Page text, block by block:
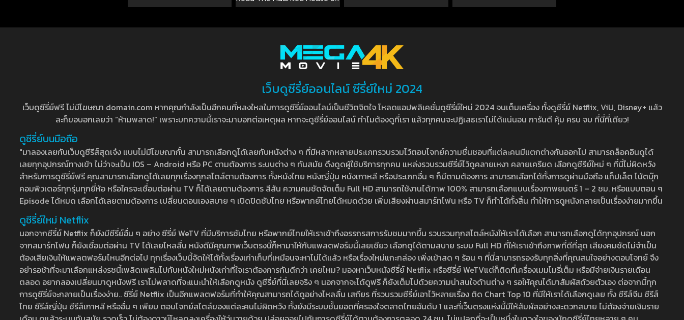
Kirby Road
เว็บดูซีรี่ย์ออนไลน์ ซีรี่ย์ใหม่ 2024
เว็บดูซีรี่ย์ฟรี ไม่มีโฆษณา domain.com หากคุณกำลังเป็นอีกคนที่หลงใหลในการดูซีรี่ย์ออนไลน์เป็นชีวิตจิตใจ โหลดแอปพลิเคชั่นดูซีรี่ย์ใหม่ 2024 จนเต็มเครื่อง ทั้งดูซีรี่ย์ Netflix, ViU, Disney+ แล้ว
ละก็ขอบอกเลยว่า “ห้ามพลาด!” เพราะบทความนี้เราจะมาบอกต่อเหตุผล หากจะดูซีรี่ย์ออนไลน์ ทำไมต้องดูที่เรา แล้วทุกคนจะปฏิเสธเราไม่ได้แน่นอน การันตี คุ้ม ครบ จบ ที่นี่ที่เดียว!
ดูซีรี่ย์บนมือถือ
"มาลองเลยกับเว็บดูซีรีส์สุดเจ๋ง แบบไม่มีโฆษณากั้น สามารถเลือกดูได้เลยกับหนังต่าง ๆ ที่มีหลากหลายประเภทรวบรวมไว้ตอบโจทย์ความชื่นชอบที่แต่ละคนมีแตกต่างกันออกไป สามารถล็อคอินดูได้
เลยทุกอุปกรณ์ทางเข้า ไม่ว่าจะเป็น IOS – Android หรือ PC ตามต้องการ ระบบต่าง ๆ ทันสมัย ดึงดูดผู้ใช้บริการทุกคน แหล่งรวบรวมซีรี่ย์ไว้ดูคลายเหงา คลายเครียด เลือกดูซีรีย์ใหม่ ๆ ที่นี่ไม่ผิดหวัง
สำหรับการดูซีรี่ย์ฟรี คุณสามารถเลือกดูได้เลยทุกเรื่องทุกสไตล์ตามต้องการ ทั้งหนังไทย หนังญี่ปุ่น หนังเกาหลี หรือประเภทอื่น ๆ ก็มีตามต้องการ สามารถเลือกได้ทั้งการดูผ่านมือถือ แท็ปเล็ต โน้ตบุ๊ก
คอมพิวเตอร์ทุกรุ่นทุกยี่ห้อ หรือใครจะเชื่อมต่อผ่าน TV ก็ได้เลยตามต้องการ สีสัน ความคมชัดจัดเต็ม Full HD สามารถใช้งานได้ภาพ 100% สามารถเลือกแบบเรื่องภาพยนตร์ 1 – 2 ชม. หรือแบบตอน ๆ
Episode ได้หมด เลือกได้เลยตามต้องการ เปลี่ยนตอนเองสบาย ๆ เปิดปิดซับไทย หรือพากย์ไทยได้หมดด้วย เพิ่มเสียงผ่านสมาร์ทโฟน หรือ TV ก็ทำได้ทั้งสิ้น ทำให้การดูหนังกลายเป็นเรื่องง่ายมากขึ้น
ดูซีรี่ย์ใหม่ Netflix
นอกจากซีรี่ย์ Netflix ก็ยังมีซีรี่ย์อื่น ๆ อย่าง ซีรี่ย์ WeTV ที่มีบริการซับไทย หรือพากย์ไทยให้เราเข้าถึงอรรถรสการรับชมมากขึ้น รวบรวมทุกสไตล์หนังให้เราได้เลือก สามารถเลือกดูได้ทุกอุปกรณ์ นอก
จากสมาร์ทโฟน ก็ยังเชื่อมต่อผ่าน TV ได้เลยไหลลื่น หนังดีมีคุณภาพเว็บตรงนี้ก็หามาให้กับแพลตฟอร์มนี้เลยเชียว เลือกดูได้ตามสบาย ระบบ Full HD ที่ให้เราเข้าถึงภาพที่ดีที่สุด เสียงคมชัดไม่จำเป็น
ต้องเสียเงินให้แพลตฟอร์มไหนอีกต่อไป ทุกเรื่องเว็บนี้จัดให้ได้ทั้งเรื่องเก่าเก็บที่เหมือนจะหาไม่ได้แล้ว หรือเรื่องใหม่แกะกล่อง เพิ่งเข้าสด ๆ ร้อน ๆ ที่นี่สามารถรองรับทุกสิ่งที่คุณสนใจอย่างตอบโจทย์ จึง
อย่ารอช้าที่จะมาเลือกแหล่งรชนี้เพลิดเพลินไปกับหนังใหม่หนังเก่าที่ใจเราต้องการกันดีกว่า เคยไหม? มองหาเว็บหนังซีรี่ย์ Netflix หรือซีรี่ย์ WeTVแต่ก็ติดที่เครื่องเมมโมรี่เต็ม หรือมีจ่ายเงินรายเดือน
ตลอด อยากลองเปลี่ยนมาดูหนังฟรี เราไม่พลาดที่จะแนะนำให้เลือกดูหนัง ดูซีรี่ย์ที่นี่เลยจริง ๆ นอกจากจะได้ดูฟรี ก็ยังเต็มไปด้วยความน่าสนใจด้านต่าง ๆ รอให้คุณได้มาสัมผัสด้วยตัวเอง ต่อจากนี้ทุก
การดูซีรี่ย์จะกลายเป็นเรื่องง่าย.. ซีรี่ย์ Netflix เป็นอีกแพลตฟอร์มที่ทำให้คุณสามารถได้ดูอย่างไหลลื่น เสถียร ที่รวบรวมซีรี่ย์เอาไว้หลายเรื่อง ติด Chart Top 10 ที่มีให้เราได้เลือกดูเลย ทั้ง ซีรีส์จีน ซีรีส์
ไทย ซีรีส์ญี่ปุ่น ซีรีส์เกาหลี หรืออื่น ๆ เพียบ ตอบโจทย์สไตล์ของแต่ละคนไม่ผิดหวัง ทั้งยังมีระบบชั้นยอดที่ครองใจตลาดไทยอันดับ 1 และที่เว็บตรงแห่งนี้มีให้สัมผัสอย่างสะดวกสบาย ไม่ต้องจ่ายเงินราย